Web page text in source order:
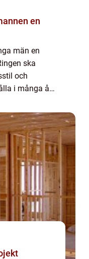
män en
ska
och
i många år.
fingret. Hu...